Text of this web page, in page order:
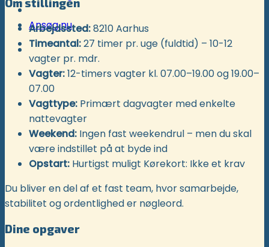
Ansøg nu
Arbejdssted:8210 Aarhus
Timeantal:27 timer pr. uge (fuldtid) – 10-12
vagter pr. mdr.
Vagter:12-timers vagter kl. 07.00–19.00 og 19.00–
07.00
Vagttype: Primært dagvagter med enkelte
nattevagter
Weekend: Ingen fast weekendrul – men du skal
være indstillet på at byde ind
Opstart: Hurtigst muligt Kørekort: Ikke et krav
Du bliver en del af et fast team, hvor samarbejde,
stabilitet og ordentlighed er nøgleord.
Dine opgaver